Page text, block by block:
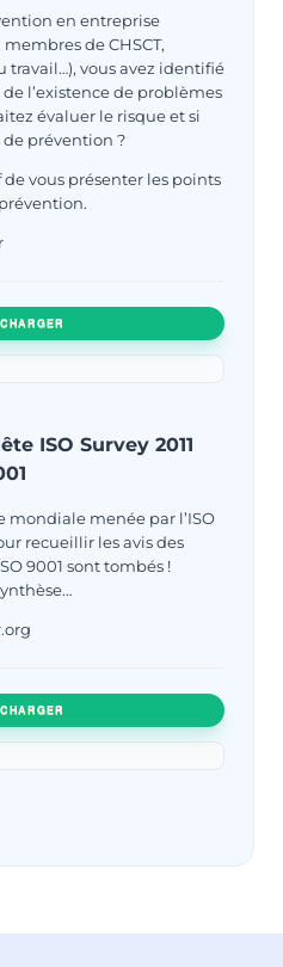
en entreprise
de CHSCT,
vous avez identifié
l’existence de problèmes
évaluer le risque et si
prévention ?
vous présenter les points
ISO Survey 2011
mondiale menée par l’ISO
recueillir les avis des
9001 sont tombés !